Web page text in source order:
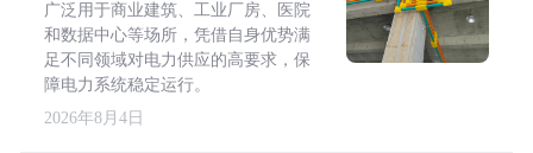
广泛用于商业建筑、工业厂房、医院
和数据中心等场所，凭借自身优势满
足不同领域对电力供应的高要求，保
障电力系统稳定运行。
2026年8月4日